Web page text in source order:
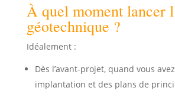
À quel moment lancer
géotechnique ?
Idéalement :
Dès l’avant-projet, quand vous
implantation et des plans de